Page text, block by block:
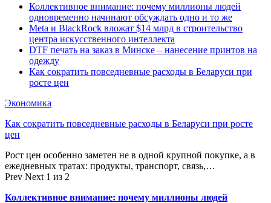
Коллективное внимание: почему миллионы людей
одновременно начинают обсуждать одно и то же
Meta и BlackRock вложат $14 млрд в строительство
центра искусственного интеллекта
DTF печать на заказ в Минске – нанесение принтов на
одежду
Как сократить повседневные расходы в Беларуси при
росте цен
Экономика
Как сократить повседневные расходы в Беларуси при росте
цен
Рост цен особенно заметен не в одной крупной покупке, а в
ежедневных тратах: продукты, транспорт, связь,…
Prev Next 1 из 2
Коллективное внимание: почему миллионы людей